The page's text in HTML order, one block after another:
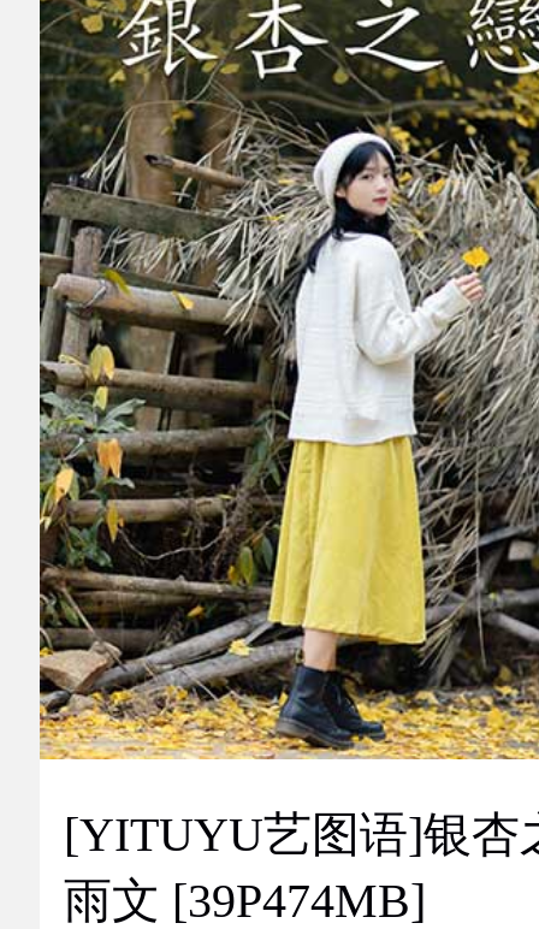
[YITUYU艺图语]银杏
雨文 [39P474MB]